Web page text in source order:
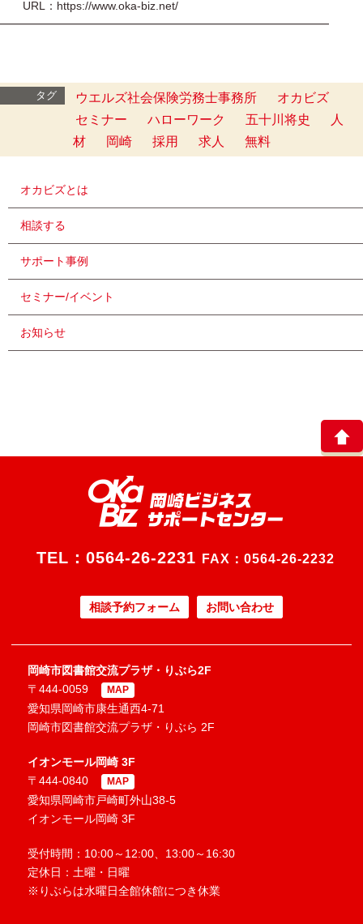
URL：https://www.oka-biz.net/
━━━━━━━━━━━━━━━━━━━━━━━━━━━━━
タグ ウエルズ社会保険労務士事務所
オカビズ
セミナー
ハローワーク 五十川将史
人
材
岡崎 採用 求人 無料
オカビズとは
相談する
サポート事例
セミナー/イベント
お知らせ
TEL： 0564-26-2231 FAX：0564-26-2232
相談予約フォーム お問い合わせ
岡崎市図書館交流プラザ・りぶら2F
〒444-0059
MAP
愛知県岡崎市康生通西4-71
岡崎市図書館交流プラザ・りぶら 2F
イオンモール岡崎 3F
〒444-0840
MAP
愛知県岡崎市戸崎町外山38-5
イオンモール岡崎 3F
受付時間：10:00～12:00、13:00～16:30
定休日：土曜・日曜
※りぶらは水曜日全館休館につき休業